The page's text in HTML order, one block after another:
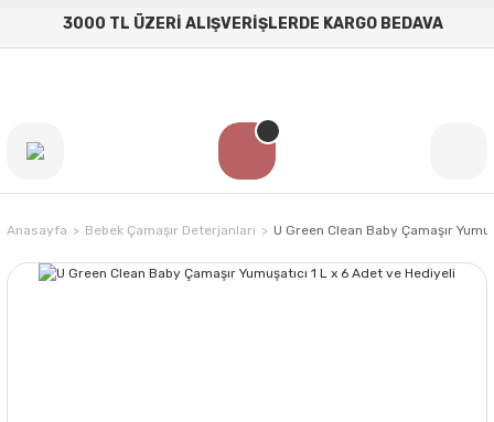
3000 TL ÜZERİ ALIŞVERİŞLERDE KARGO BEDAVA
Anasayfa Bebek Çamaşır Deterjanları U Green Clean Baby Çamaşır